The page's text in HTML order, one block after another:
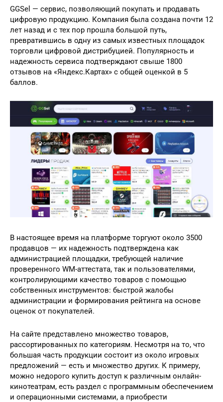
GGSel — сервис, позволяющий покупать и продавать
цифровую продукцию. Компания была создана почти 12
лет назад и с тех пор прошла большой путь,
превратившись в одну из самых известных площадок
торговли цифровой дистрибуцией. Популярность и
надежность сервиса подтверждают свыше 1800
отзывов на «Яндекс.Картах» с общей оценкой в 5
баллов.
В настоящее время на платформе торгуют около 3500
продавцов — их надежность подтверждена как
администрацией площадки, требующей наличие
проверенного WM-аттестата, так и пользователями,
контролирующими качество товаров с помощью
собственных инструментов: быстрой жалобы
администрации и формирования рейтинга на основе
оценок от покупателей.
На сайте представлено множество товаров,
рассортированных по категориям. Несмотря на то, что
большая часть продукции состоит из около игровых
предложений — есть и множество других. К примеру,
можно недорого купить доступ к различным онлайн-
кинотеатрам, есть раздел с программным обеспечением
и операционными системами, а приобрести